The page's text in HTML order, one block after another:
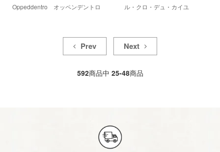
Oppeddentro オッペンデントロ ル・クロ・デュ・カイユ
Prev Next
592商品中 25-48商品